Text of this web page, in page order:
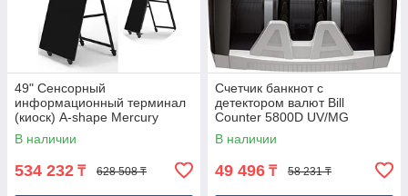
49" Сенсорный
информационный терминал
(киоск) A-shape Mercury
A49W-93-IRT, Windows
Арт.7937
В наличии
534 232 ₸ 628 508 ₸
Счетчик банкнот с
детектором валют Bill
Counter 5800D UV/MG
Арт.7822
В наличии
49 496 ₸ 58 231 ₸